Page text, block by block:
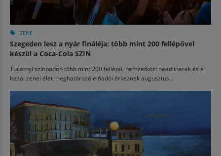
ZENE
Szegeden lesz a nyár fináléja: több mint 200 fellépővel
készül a Coca-Cola SZIN
Tucatnyi színpadon több mint 200 fellépő, nemzetközi headlinerek és a
hazai zenei élet meghatározó előadói érkeznek augusztus...